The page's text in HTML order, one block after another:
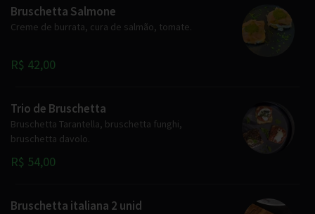
Bruschetta Salmone
Creme de burrata, cura de salmão, tomate.
R$ 42,00
Trio de Bruschetta
Bruschetta Tarantella, bruschetta funghi,
bruschetta davolo.
R$ 54,00
Bruschetta italiana 2 unid